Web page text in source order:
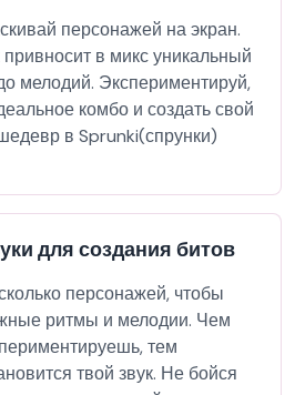
персонажей на экран.
в микс уникальный
мелодий. Экспериментируй,
комбо и создать свой
в Sprunki(спрунки)
для создания битов
персонажей, чтобы
ритмы и мелодии. Чем
тем
твой звук. Не бойся